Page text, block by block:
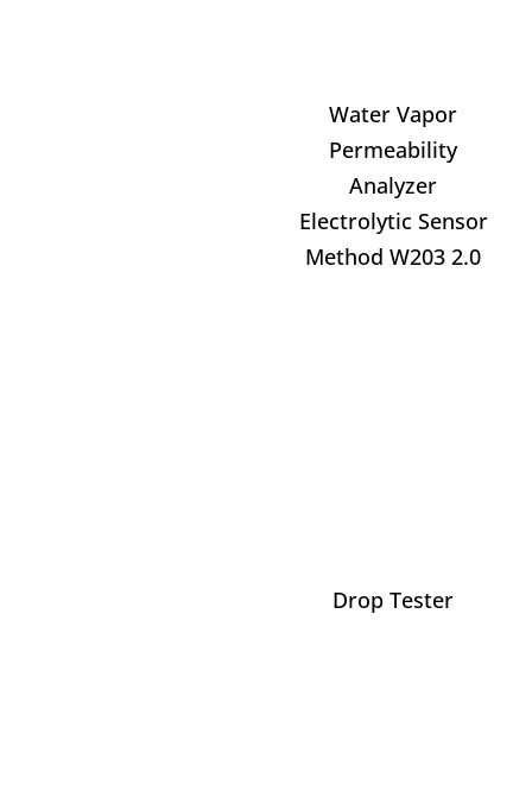
Water Vapor
Permeability
Analyzer
Electrolytic Sensor
Method W203 2.0
Drop Tester